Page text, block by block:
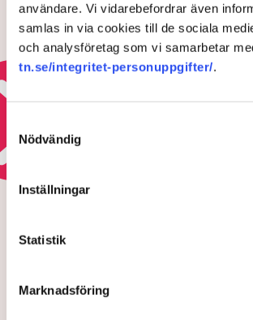
användare. Vi vidarebefordrar även
samlas in via cookies till de sociala
och analysföretag som vi samarbetar
tn.se/integritet-personuppgifter/.
Nödvändig
Inställningar
Statistik
Marknadsföring
Sverige skänker
Ukraina
25 JUNI 2026 |
Polisens svar efter
Grimsås: ”Flera har